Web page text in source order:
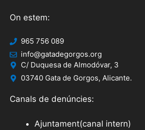
On estem:
965 756 089
info@gatadegorgos.org
C/ Duquesa de Almodóvar, 3
03740 Gata de Gorgos, Alicante.
Canals de denúncies:
Ajuntament(canal intern)